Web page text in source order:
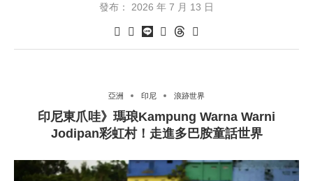
發布： 2026 年 7 月 13 日
亞洲 印尼 浪跡世界
印尼東爪哇》瑪琅Kampung Warna Warni
Jodipan彩虹村！走進多巴胺童話世界